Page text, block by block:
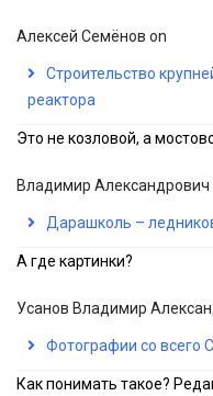
Алексей Семёнов on
Строительство
реактора
Это не козловой, а
Владимир Александрович
Дарашколь –
А где картинки?
Усанов Владимир
Фотографии со всего
Как понимать такое?